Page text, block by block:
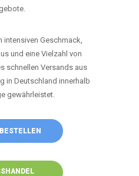
intensiven Geschmack,
und eine Vielzahl von
schnellen Versands aus
in Deutschland innerhalb
gewährleistet.